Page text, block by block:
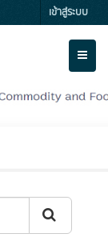
เข้าสู่ระบบ